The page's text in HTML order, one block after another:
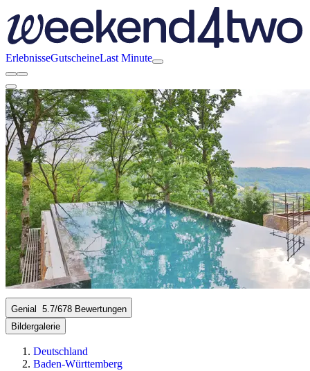
ErlebnisseGutscheineLast Minute
Genial 5.7/678 Bewertungen
Bildergalerie
Deutschland
Baden-Württemberg